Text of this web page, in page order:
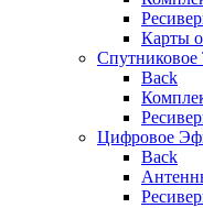
Карты
Back
Цифровое
Back